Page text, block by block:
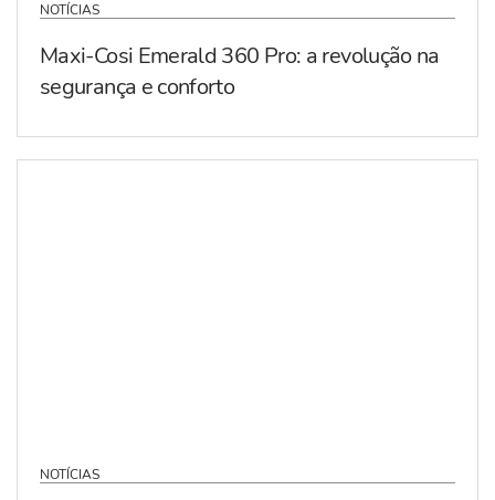
NOTÍCIAS
Maxi-Cosi Emerald 360 Pro: a revolução na
segurança e conforto
NOTÍCIAS